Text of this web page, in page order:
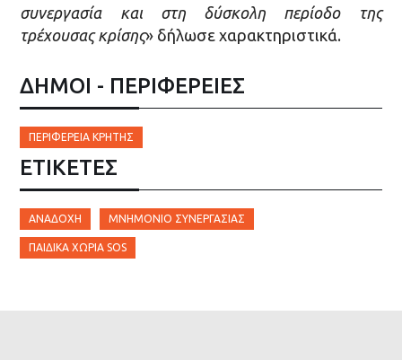
συνεργασία και στη δύσκολη περίοδο της
τρέχουσας κρίσης» δήλωσε χαρακτηριστικά.
ΔΗΜΟΙ - ΠΕΡΙΦΕΡΕΙΕΣ
ΠΕΡΙΦΈΡΕΙΑ ΚΡΉΤΗΣ
ΕΤΙΚΈΤΕΣ
ΑΝΑΔΟΧΉ ΜΝΗΜΌΝΙΟ ΣΥΝΕΡΓΑΣΊΑΣ
ΠΑΙΔΙΚΆ ΧΩΡΙΆ SOS